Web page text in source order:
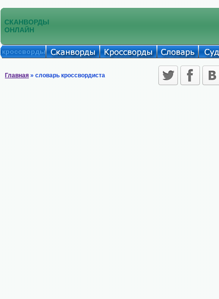
СКАНВОРДЫ
ОНЛАЙН
кроссворды
Главная » словарь кроссвордиста